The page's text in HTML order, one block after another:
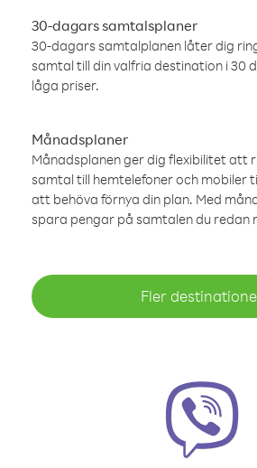
30-dagars samtalsplaner
30-dagars samtalplanen låter dig
samtal till din valfria destination i 30
låga priser.
Månadsplaner
Månadsplanen ger dig flexibilitet att
samtal till hemtelefoner och mobiler
att behöva förnya din plan. Med
spara pengar på samtalen du redan
Fler